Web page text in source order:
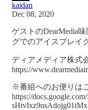
kaidan
Dec 08, 2020
ゲストのDearMedia
グでのアイスブレイ
ディアメディア株式
https://
※番組へのお便りは
https://